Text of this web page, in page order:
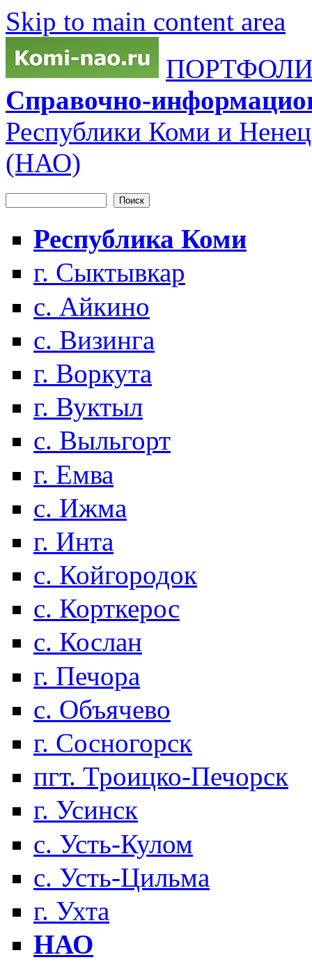
Skip to main content area
Справочно-
Республики Коми и
(НАО)
Форма поиска
Республика Коми
г. Сыктывкар
с. Айкино
с. Визинга
г. Воркута
г. Вуктыл
с. Выльгорт
г. Емва
с. Ижма
г. Инта
с. Койгородок
с. Корткерос
с. Кослан
г. Печора
с. Объячево
г. Сосногорск
пгт. Троицко-Печорск
г. Усинск
с. Усть-Кулом
с. Усть-Цильма
г. Ухта
НАО